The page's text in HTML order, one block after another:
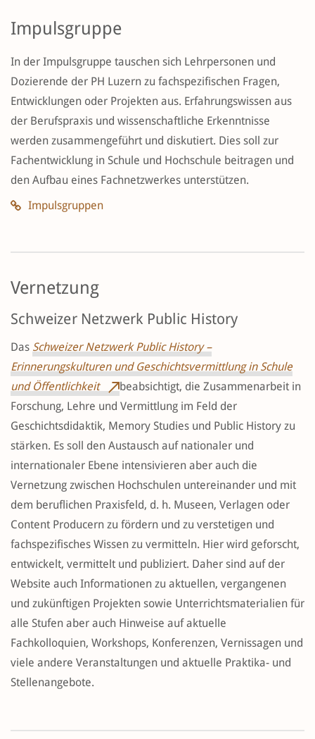
Impulsgruppe
In der Impulsgruppe tauschen sich Lehrpersonen und
Dozierende der PH Luzern zu fachspezifischen Fragen,
Entwicklungen oder Projekten aus. Erfahrungswissen aus
der Berufspraxis und wissenschaftliche Erkenntnisse
werden zusammengeführt und diskutiert. Dies soll zur
Fachentwicklung in Schule und Hochschule beitragen und
den Aufbau eines Fachnetzwerkes unterstützen.
Impulsgruppen
Vernetzung
Schweizer Netzwerk Public History
Das Schweizer Netzwerk Public History –
Erinnerungskulturen und Geschichtsvermittlung in Schule
und Öffentlichkeit
beabsichtigt, die Zusammenarbeit in
Forschung, Lehre und Vermittlung im Feld der
Geschichtsdidaktik, Memory Studies und Public History zu
stärken. Es soll den Austausch auf nationaler und
internationaler Ebene intensivieren aber auch die
Vernetzung zwischen Hochschulen untereinander und mit
dem beruflichen Praxisfeld, d. h. Museen, Verlagen oder
Content Producern zu fördern und zu verstetigen und
fachspezifisches Wissen zu vermitteln. Hier wird geforscht,
entwickelt, vermittelt und publiziert. Daher sind auf der
Website auch Informationen zu aktuellen, vergangenen
und zukünftigen Projekten sowie Unterrichtsmaterialien für
alle Stufen aber auch Hinweise auf aktuelle
Fachkolloquien, Workshops, Konferenzen, Vernissagen und
viele andere Veranstaltungen und aktuelle Praktika- und
Stellenangebote.